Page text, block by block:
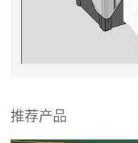
推荐产品